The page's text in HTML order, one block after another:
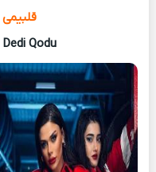
Dedi Qodu